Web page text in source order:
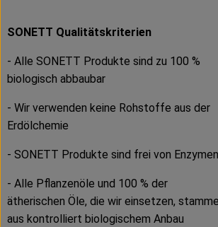
SONETT Qualitätskriterien
- Alle SONETT Produkte sind zu 100 %
biologisch abbaubar
- Wir verwenden keine Rohstoffe aus der
Erdölchemie
- SONETT Produkte sind frei von Enzymen
- Alle Pflanzenöle und 100 % der
ätherischen Öle, die wir einsetzen,
aus kontrolliert biologischem Anbau